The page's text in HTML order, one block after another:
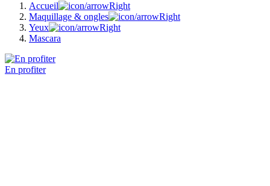
Accueil
Maquillage & ongles
Yeux
Mascara
En profiter